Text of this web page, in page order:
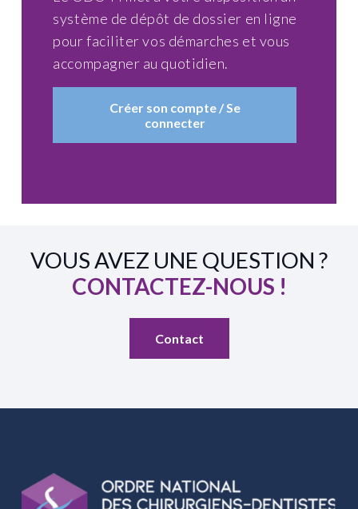
système de dépôt de dossier en ligne
pour faciliter vos démarches et vous
accompagner au quotidien.
Créer son compte / Se
connecter
VOUS AVEZ UNE QUESTION ?
CONTACTEZ-NOUS !
Contact